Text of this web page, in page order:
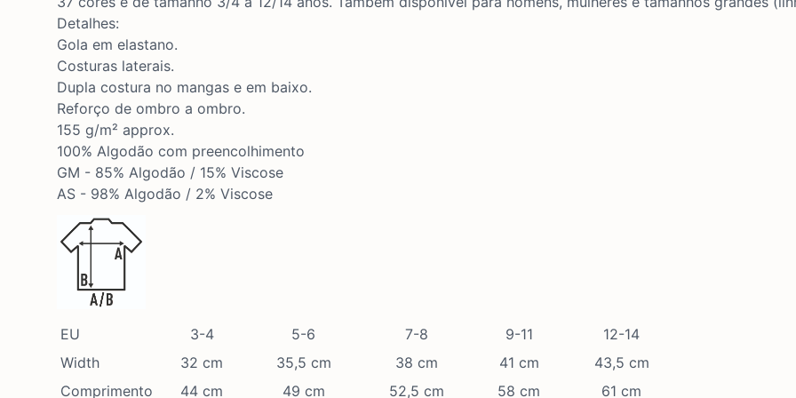
Detalhes:
Gola em elastano.
Costuras laterais.
Dupla costura no mangas e em baixo.
Reforço de ombro a ombro.
155 g/m² approx.
100% Algodão com preencolhimento
GM - 85% Algodão / 15% Viscose
AS - 98% Algodão / 2% Viscose
EU 3-4 5-6 7-8 9-11
12-14
Width
32 cm 35,5 cm 38 cm 41 cm
43,5 cm
Comprimento
44 cm 49 cm 52,5 cm 58 cm 61 cm